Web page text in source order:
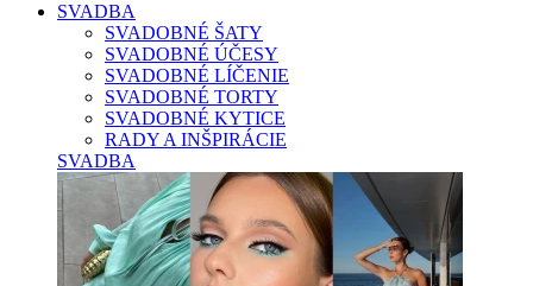
SVADBA
SVADOBNÉ ŠATY
SVADOBNÉ ÚČESY
SVADOBNÉ LÍČENIE
SVADOBNÉ TORTY
SVADOBNÉ KYTICE
RADY A INŠPIRÁCIE
SVADBA